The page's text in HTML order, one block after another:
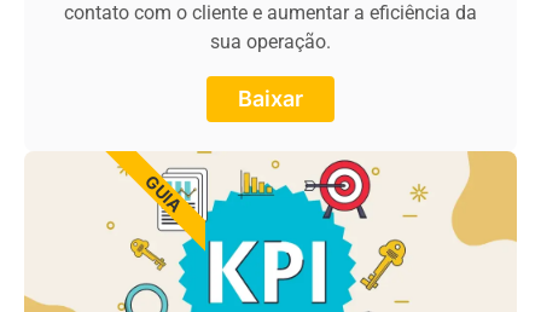
contato com o cliente e aumentar a eficiência da
sua operação.
Baixar
GUIA